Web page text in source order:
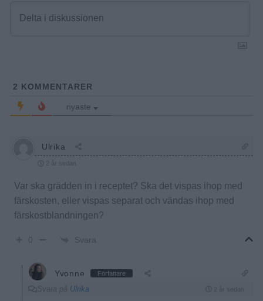
2 KOMMENTARER
nyaste
Ulrika
2 år sedan
Var ska grädden in i receptet? Ska det vispas ihop med
färskosten, eller vispas separat och vändas ihop med
färskostblandningen?
0 Svara
Yvonne Författare
Svara på Ulrika